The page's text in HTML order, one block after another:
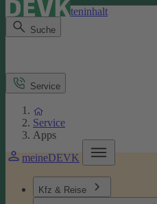
Direkt zum Seiteninhalt
Suche
meineDEVK
Kfz & Reise
Service
Service
Apps